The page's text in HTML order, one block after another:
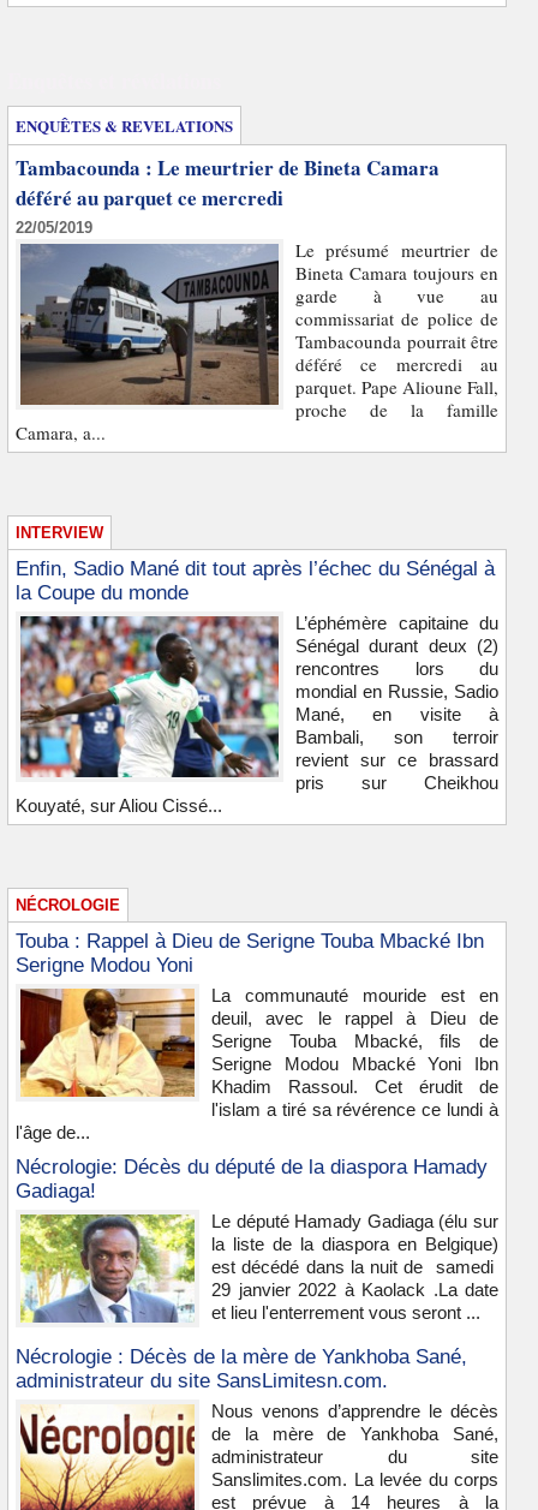
ENQUÊTES & REVELATIONS
Tambacounda : Le meurtrier de Bineta Camara
déféré au parquet ce mercredi
22/05/2019
Le présumé meurtrier de
Bineta Camara toujours en
garde à vue au
commissariat de police de
Tambacounda pourrait être
déféré ce mercredi au
parquet. Pape Alioune Fall,
proche de la famille
Camara, a...
INTERVIEW
Enfin, Sadio Mané dit tout après l’échec du Sénégal à
la Coupe du monde
L’éphémère capitaine du
Sénégal durant deux (2)
rencontres lors du
mondial en Russie, Sadio
Mané, en visite à
Bambali, son terroir
revient sur ce brassard
pris sur Cheikhou
Kouyaté, sur Aliou Cissé...
NÉCROLOGIE
Touba : Rappel à Dieu de Serigne Touba Mbacké Ibn
Serigne Modou Yoni
La communauté mouride est en
deuil, avec le rappel à Dieu de
Serigne Touba Mbacké, fils de
Serigne Modou Mbacké Yoni Ibn
Khadim Rassoul. Cet érudit de
l'islam a tiré sa révérence ce lundi à
l'âge de...
Nécrologie: Décès du député de la diaspora Hamady
Gadiaga!
Le député Hamady Gadiaga (élu sur
la liste de la diaspora en Belgique)
est décédé dans la nuit de samedi
29 janvier 2022 à Kaolack .La date
et lieu l'enterrement vous seront ...
Nécrologie : Décès de la mère de Yankhoba Sané,
administrateur du site SansLimitesn.com.
Nous venons d’apprendre le décès
de la mère de Yankhoba Sané,
administrateur du site
Sanslimites.com. La levée du corps
est prévue à 14 heures à la